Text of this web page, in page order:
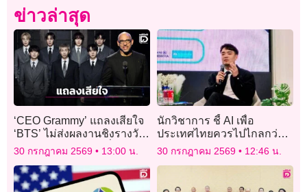
ข่าวล่าสุด
‘CEO Grammy’ แถลงเสียใจ
‘BTS’ ไม่ส่งผลงานชิงรางวัล
แจง ‘Asian Pop’ มีเพื่อ
สนับสนุน ไม่ใช่แบ่งแยก
30 กรกฎาคม 2569 13:00 น.
นักวิชาการ ชี้ AI เพื่อ
ประเทศไทยควรไปไกลกว่า
แค่ Thai AI Passport แนะดู
ต่างประเทศเป็นตัวอย่าง
เสนอ 3 นโยบาย ยกระดับขีด
ความสามารถ
30 กรกฎาคม 2569 12:46 น.